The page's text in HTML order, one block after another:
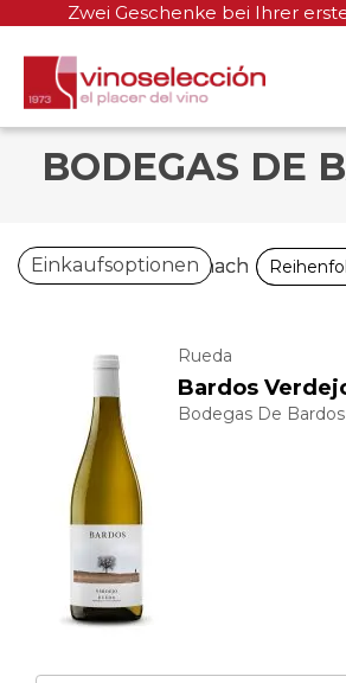
Zwei Geschenke bei Ihrer
BODEGAS DE
Rueda
Bardos
Bodegas De Bardos
Einkaufsoptionen
Sortieren nach
Sortieren nach